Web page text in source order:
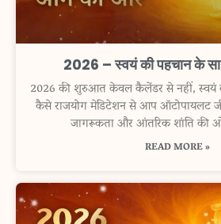
2026 – स्वयं की पहचान के
2026 की शुरुआत केवल कैलेंडर से नहीं, स्वयं
कैसे राजयोग मेडिटेशन से आप ऑटोपायलट
जागरूकता और आंतरिक शांति की
READ MORE »